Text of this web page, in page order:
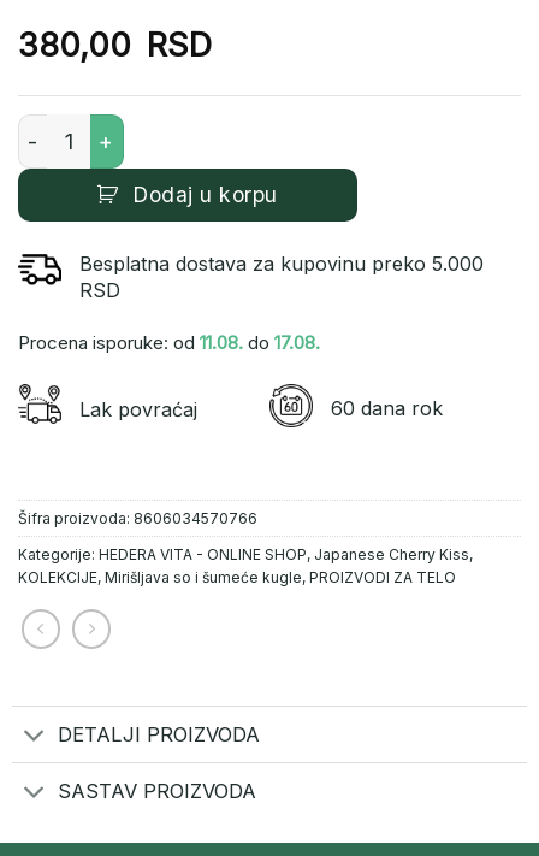
380,00 RSD
Morska so za kupanje – Japanese Cherry Kiss, 350g
Dodaj u korpu
Besplatna dostava za kupovinu preko 5.000
RSD
Procena isporuke: od 11.08. do 17.08.
Lak povraćaj 60 dana rok
Šifra proizvoda: 8606034570766
Kategorije: HEDERA VITA - ONLINE SHOP, Japanese Cherry Kiss,
KOLEKCIJE, Mirišljava so i šumeće kugle, PROIZVODI ZA TELO
DETALJI PROIZVODA
SASTAV PROIZVODA